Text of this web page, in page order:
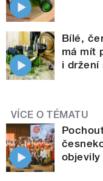
Bílé,
má mít
i držení
VÍCE O TÉMATU